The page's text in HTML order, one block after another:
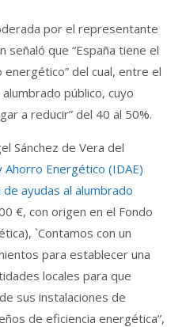
por el representante
señaló que “España tiene el
del cual, entre el
público, cuyo
a reducir” del 40 al 50%.
Sánchez de Vera del
Energético (IDAE)
ayudas al alumbrado
€, con origen en el Fondo
`Contamos con un
para establecer una
locales para que
sus instalaciones de
de eficiencia energética”,